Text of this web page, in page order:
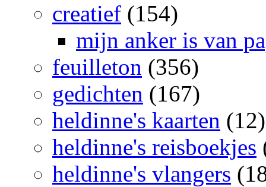
creatief (154)
mijn anker is van
feuilleton (356)
gedichten (167)
heldinne's kaarten (12)
heldinne's reisboekjes
heldinne's vlangers